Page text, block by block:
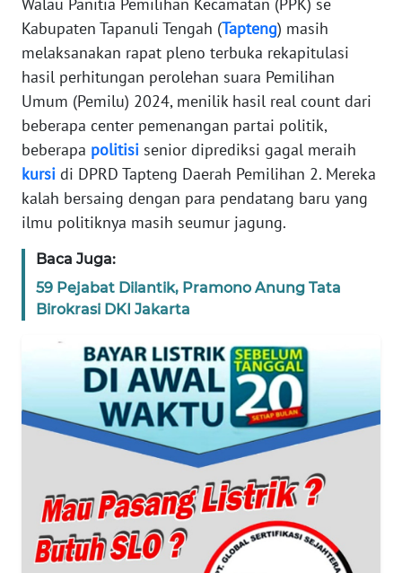
Kabupaten Tapanuli Tengah (Tapteng) masih
melaksanakan rapat pleno terbuka rekapitulasi
hasil perhitungan perolehan suara Pemilihan
Umum (Pemilu) 2024, menilik hasil real count dari
beberapa center pemenangan partai politik,
beberapa politisi senior diprediksi gagal meraih
kursi di DPRD Tapteng Daerah Pemilihan 2. Mereka
kalah bersaing dengan para pendatang baru yang
ilmu politiknya masih seumur jagung.
Baca Juga:
59 Pejabat Dilantik, Pramono Anung Tata
Birokrasi DKI Jakarta
WN
SUMUT
WN
JAKARTA
WN
JABAR
BANTEN
WN
NTT
WN
WN
PAPUA
PAPUA
BARAT
WN